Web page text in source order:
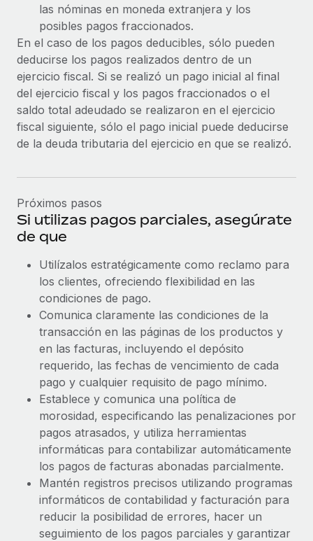
las nóminas en moneda extranjera y los
posibles pagos fraccionados.
En el caso de los pagos deducibles, sólo pueden
deducirse los pagos realizados dentro de un
ejercicio fiscal. Si se realizó un pago inicial al final
del ejercicio fiscal y los pagos fraccionados o el
saldo total adeudado se realizaron en el ejercicio
fiscal siguiente, sólo el pago inicial puede deducirse
de la deuda tributaria del ejercicio en que se realizó.
Próximos pasos
Si utilizas pagos parciales, asegúrate
de que
Utilízalos estratégicamente como reclamo para
los clientes, ofreciendo flexibilidad en las
condiciones de pago.
Comunica claramente las condiciones de la
transacción en las páginas de los productos y
en las facturas, incluyendo el depósito
requerido, las fechas de vencimiento de cada
pago y cualquier requisito de pago mínimo.
Establece y comunica una política de
morosidad, especificando las penalizaciones por
pagos atrasados, y utiliza herramientas
informáticas para contabilizar automáticamente
los pagos de facturas abonadas parcialmente.
Mantén registros precisos utilizando programas
informáticos de contabilidad y facturación para
reducir la posibilidad de errores, hacer un
seguimiento de los pagos parciales y garantizar